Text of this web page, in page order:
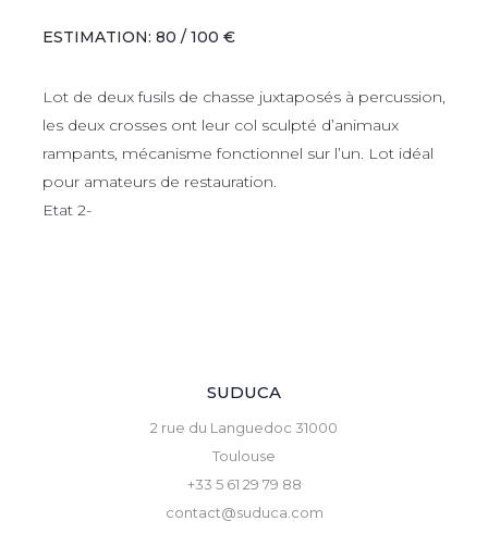
ESTIMATION: 80 / 100 €
Lot de deux fusils de chasse juxtaposés à percussion,
les deux crosses ont leur col sculpté d’animaux
rampants, mécanisme fonctionnel sur l’un. Lot idéal
pour amateurs de restauration.
Etat 2-
SUDUCA
2 rue du Languedoc 31000
Toulouse
+33 5 61 29 79 88
contact@suduca.com